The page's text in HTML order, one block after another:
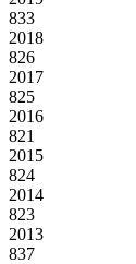
833
2018
826
2017
825
2016
821
2015
824
2014
823
2013
837